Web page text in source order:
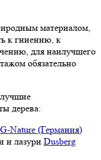
материалом,
к гниению, к
для наилучшего
обязательно
дерева:
G-Nature (Германия)
и лазури Dusberg